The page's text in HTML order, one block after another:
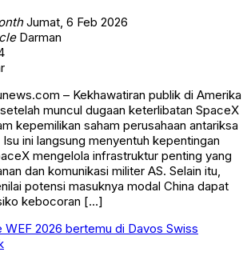
Jumat, 6 Feb 2026
Darman
– Kekhawatiran publik di Amerika
muncul dugaan keterlibatan SpaceX
kepemilikan saham perusahaan antariksa
ini langsung menyentuh kepentingan
mengelola infrastruktur penting yang
dan komunikasi militer AS. Selain itu,
potensi masuknya modal China dapat
kebocoran […]